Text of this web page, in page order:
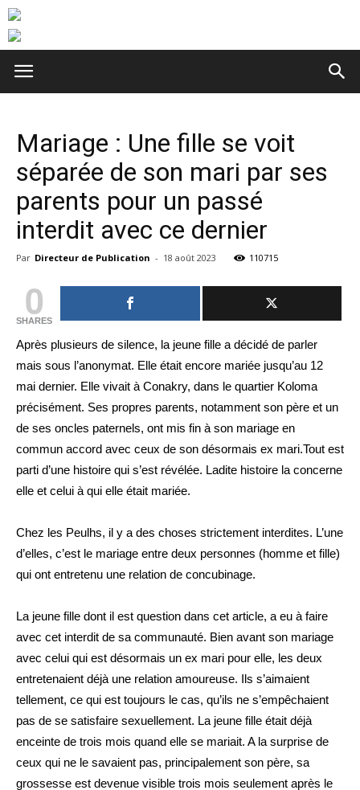
Mariage : Une fille se voit
séparée de son mari par ses
parents pour un passé
interdit avec ce dernier
Par Directeur de Publication - 18 août 2023 110715
0
SHARES
Après plusieurs de silence, la jeune fille a décidé de parler
mais sous l’anonymat. Elle était encore mariée jusqu’au 12
mai dernier. Elle vivait à Conakry, dans le quartier Koloma
précisément. Ses propres parents, notamment son père et un
de ses oncles paternels, ont mis fin à son mariage en
commun accord avec ceux de son désormais ex mari.Tout est
parti d’une histoire qui s’est révélée. Ladite histoire la concerne
elle et celui à qui elle était mariée.
Chez les Peulhs, il y a des choses strictement interdites. L’une
d’elles, c’est le mariage entre deux personnes (homme et fille)
qui ont entretenu une relation de concubinage.
La jeune fille dont il est question dans cet article, a eu à faire
avec cet interdit de sa communauté. Bien avant son mariage
avec celui qui est désormais un ex mari pour elle, les deux
entretenaient déjà une relation amoureuse. Ils s’aimaient
tellement, ce qui est toujours le cas, qu’ils ne s’empêchaient
pas de se satisfaire sexuellement. La jeune fille était déjà
enceinte de trois mois quand elle se mariait. A la surprise de
ceux qui ne le savaient pas, principalement son père, sa
grossesse est devenue visible trois mois seulement après le